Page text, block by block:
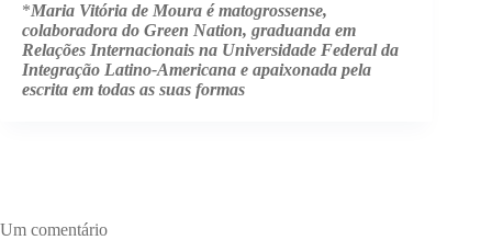
*Maria Vitória de Moura é matogrossense,
colaboradora do Green Nation, graduanda em
Relações Internacionais na Universidade Federal da
Integração Latino-Americana e apaixonada pela
escrita em todas as suas formas
Um comentário